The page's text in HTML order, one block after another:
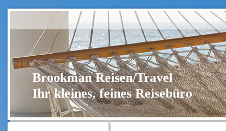
Brookman
Ihr kleines, feines